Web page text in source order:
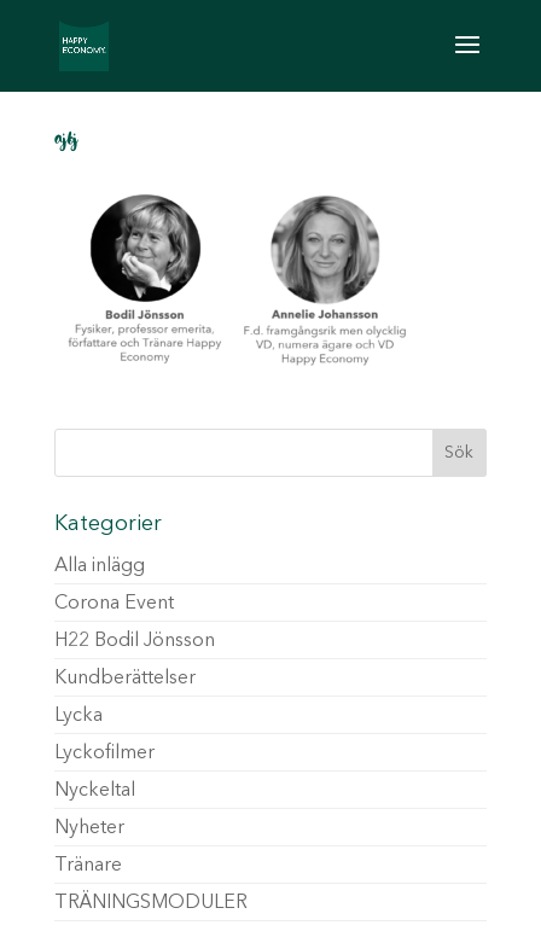
ajbj
Kategorier
Alla inlägg
Corona Event
H22 Bodil Jönsson
Kundberättelser
Lycka
Lyckofilmer
Nyckeltal
Nyheter
Tränare
TRÄNINGSMODULER